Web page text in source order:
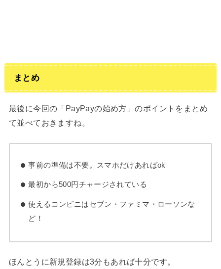
まとめ
最後に今回の「PayPayの始め方」のポイントをまとめ
て並べておきますね。
事前の準備は不要。スマホだけあればok
最初から500円チャージされている
使えるコンビニはセブン・ファミマ・ローソンな
ど！
ほんとうに新規登録は3分もあれば十分です。